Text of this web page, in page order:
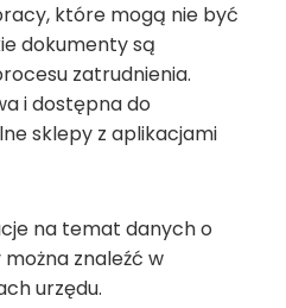
które mogą nie być
dokumenty są
zatrudnienia.
i dostępna do
sklepy z aplikacjami
na temat danych o
znaleźć w
urzędu.